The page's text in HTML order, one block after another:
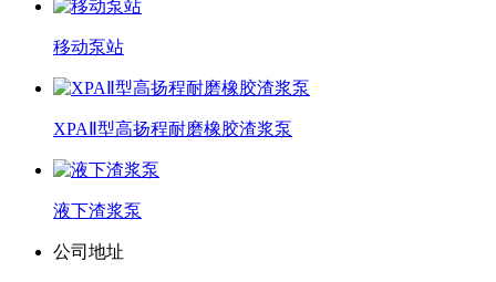
移动泵站
XPAⅡ型高扬程耐磨橡胶渣浆泵
液下渣浆泵
公司地址